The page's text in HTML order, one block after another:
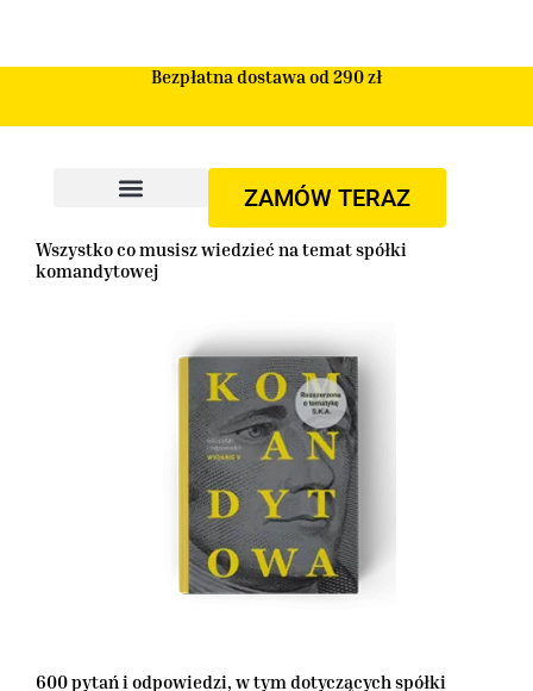
treści
Bezpłatna dostawa od 290 zł
ZAMÓW TERAZ
Wszystko co musisz wiedzieć na temat spółki
komandytowej
600 pytań i odpowiedzi, w tym dotyczących spółki